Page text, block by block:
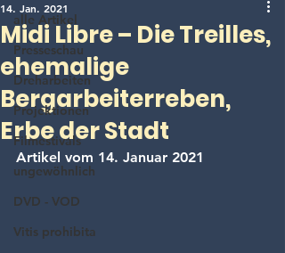
alle Artikel
Presseschau
Dreharbeiten
Projektionen
Filmestivals
ungewöhnlich
DVD - VOD
Vitis prohibita
Midi Libre – Die Treilles,
ehemalige
Bergarbeiterreben,
Erbe der Stadt
14. Jan. 2021
Artikel vom 14. Januar 2021